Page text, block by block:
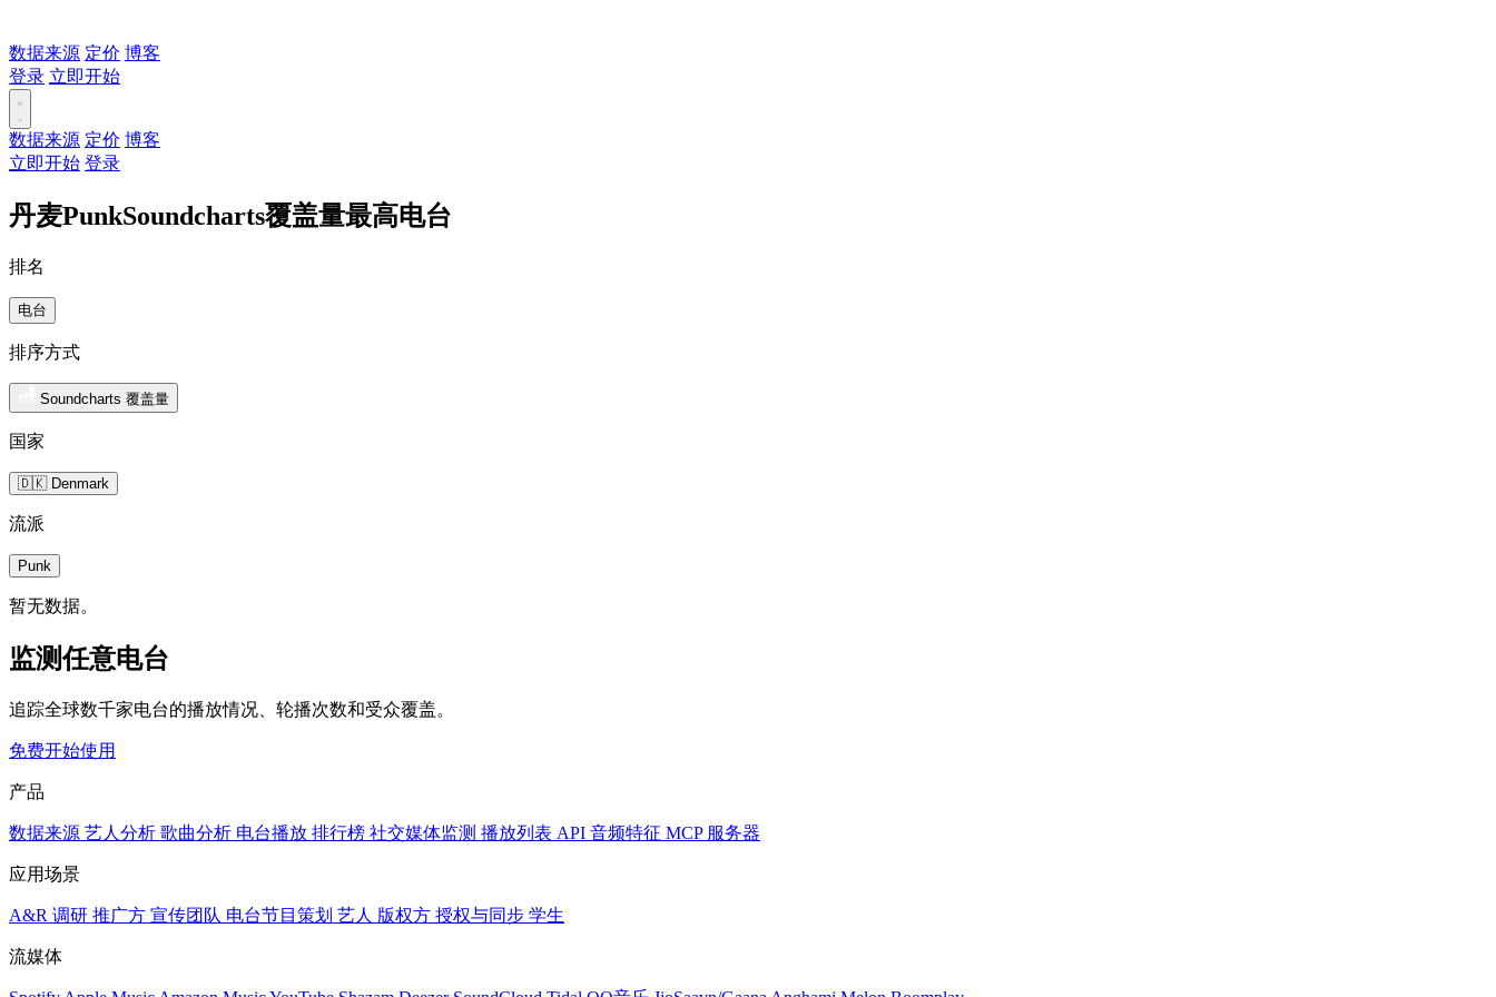
数据来源 定价 博客
登录 立即开始
数据来源 定价 博客
立即开始 登录
丹麦PunkSoundcharts覆盖量最高电台
排名
电台
排序方式
Soundcharts 覆盖量
国家
🇩🇰 Denmark
流派
Punk
暂无数据。
监测任意电台
追踪全球数千家电台的播放情况、轮播次数和受众覆盖。
免费开始使用
产品
数据来源 艺人分析 歌曲分析 电台播放 排行榜 社交媒体监测 播放列表 API 音频特征 MCP 服务器
应用场景
A&R 调研 推广方 宣传团队 电台节目策划 艺人 版权方 授权与同步 学生
流媒体